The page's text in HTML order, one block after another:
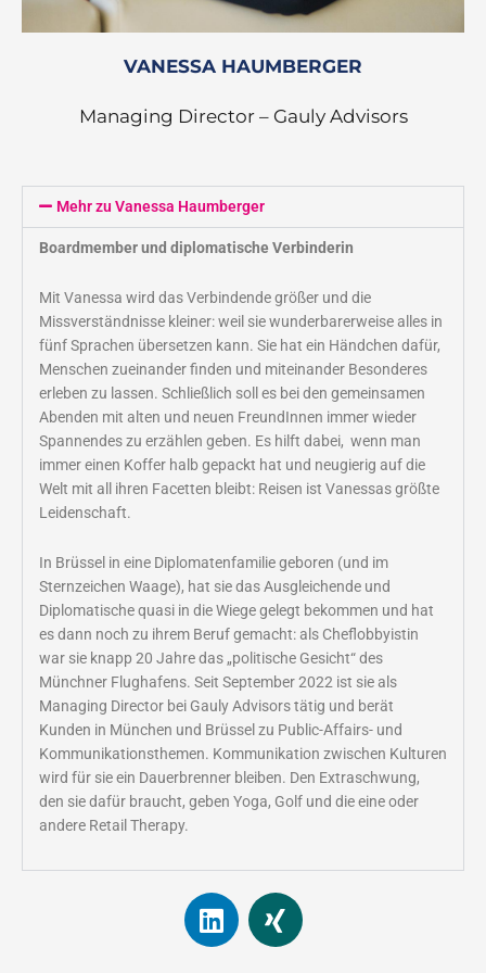
VANESSA HAUMBERGER
Managing Director – Gauly Advisors
Mehr zu Vanessa Haumberger
Boardmember und diplomatische Verbinderin
Mit Vanessa wird das Verbindende größer und die
Missverständnisse kleiner: weil sie wunderbarerweise alles in
fünf Sprachen übersetzen kann. Sie hat ein Händchen dafür,
Menschen zueinander finden und miteinander Besonderes
erleben zu lassen. Schließlich soll es bei den gemeinsamen
Abenden mit alten und neuen FreundInnen immer wieder
Spannendes zu erzählen geben. Es hilft dabei, wenn man
immer einen Koffer halb gepackt hat und neugierig auf die
Welt mit all ihren Facetten bleibt: Reisen ist Vanessas größte
Leidenschaft.
In Brüssel in eine Diplomatenfamilie geboren (und im
Sternzeichen Waage), hat sie das Ausgleichende und
Diplomatische quasi in die Wiege gelegt bekommen und hat
es dann noch zu ihrem Beruf gemacht: als Cheflobbyistin
war sie knapp 20 Jahre das „politische Gesicht“ des
Münchner Flughafens. Seit September 2022 ist sie als
Managing Director bei Gauly Advisors tätig und berät
Kunden in München und Brüssel zu Public-Affairs- und
Kommunikationsthemen. Kommunikation zwischen Kulturen
wird für sie ein Dauerbrenner bleiben. Den Extraschwung,
den sie dafür braucht, geben Yoga, Golf und die eine oder
andere Retail Therapy.
L
i
X
i